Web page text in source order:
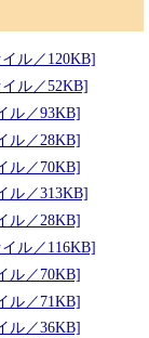
ル／120KB]
ル／52KB]
ル／93KB]
ル／28KB]
ル／70KB]
ル／313KB]
ル／28KB]
ル／116KB]
ル／70KB]
ル／71KB]
ル／36KB]